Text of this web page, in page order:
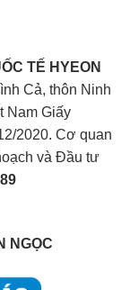
TẾ HYEON
Cả, thôn Ninh
Nam Giấy
2020. Cơ quan
và Đầu tư
NGỌC